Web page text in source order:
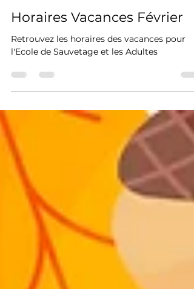
moncncannes
13 févr.
2 min de lecture
Horaires Vacances Février
Retrouvez les horaires des vacances pour